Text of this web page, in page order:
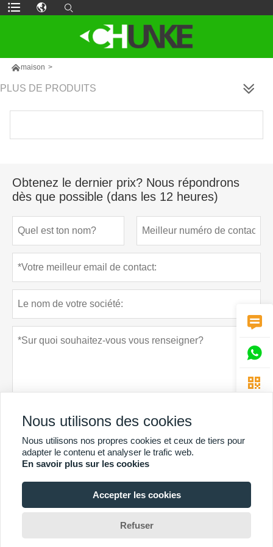
maison >
PLUS DE PRODUITS
Obtenez le dernier prix? Nous répondrons
dès que possible (dans les 12 heures)
soumettre Politique de confidentialité
PLUS DE SERVICES
Copyright By © Guangzhou Chunke Environmental Technology Co.



Nous utilisons des cookies
Nous utilisons nos propres cookies et ceux de tiers pour
adapter le contenu et analyser le trafic web.
En savoir plus sur les cookies
Accepter les cookies
Refuser